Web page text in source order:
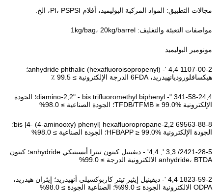
مجالات التطبيق: المواد المركبة البوليميد، أفلام PI، PSPSI، الخ.
مواصفات التعبئة والتغليف: 1kg/bag، 20kg/barrel
مونومير البوليميد
1107-00-2 4,4 '- (hexafluoroisopropenyl) anhydride phthalic؛
هيكسافلوروديانهيدريد، 6FDA الدرجة الإلكترونية ≥ 99.5 ٪
341-58-24,4 "- diamino-2,2" - bis trifluoromethyl biphenyl؛ الجودة
الإلكترونية TFDB/TFMB ≥ 99.0%؛ الجودة الصناعية ≥ 98.0%
69563-88-8 2,2-bis [4- (4-aminooxy) phenyl] hexafluoropropane؛
الجودة الإلكترونية HFBAPP ≥ 99.0%؛ الجودة الصناعية ≥ 98.0%
2421-28-5/ 3,3 ', 4,4' - ديفينيل كيتون تيترا أيسيتيكي anhydride؛ كيتون
anhydride، BTDA الالكترونية الدرجة ≥ 99.0%
1823-59-2 4,4 '- ديفينيل إيثير تيتر كاربوكسيلي أنهيدريد؛ إيثران هيدريد،
ODPA الالكترونية الجودة ≥ 99.0%؛ الصناعية الجودة ≥ 98.0%